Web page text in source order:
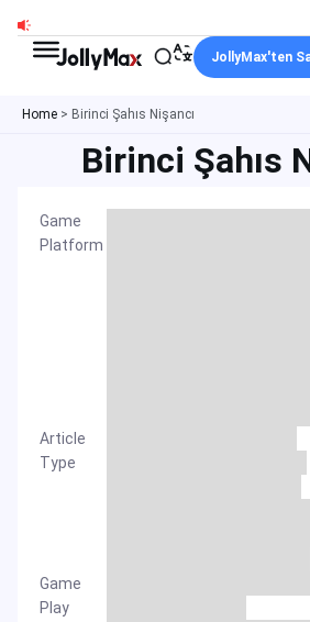
atla
JollyMax'ten
Home > Birinci Şahıs Nişancı
Birinci Şahıs
Game
Platform
Article
Type
Game
Play